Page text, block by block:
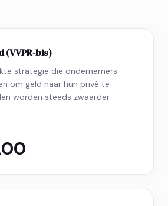
(VVPR-bis)
strategie die ondernemers
om geld naar hun privé te
worden steeds zwaarder